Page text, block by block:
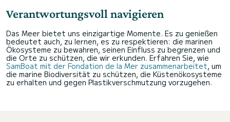
Verantwortungsvoll navigieren
Das Meer bietet uns einzigartige Momente. Es zu genießen
bedeutet auch, zu lernen, es zu respektieren: die marinen
Ökosysteme zu bewahren, seinen Einfluss zu begrenzen und
die Orte zu schützen, die wir erkunden. Erfahren Sie, wie
SamBoat mit der Fondation de la Mer zusammenarbeitet, um
die marine Biodiversität zu schützen, die Küstenökosysteme
zu erhalten und gegen Plastikverschmutzung vorzugehen.